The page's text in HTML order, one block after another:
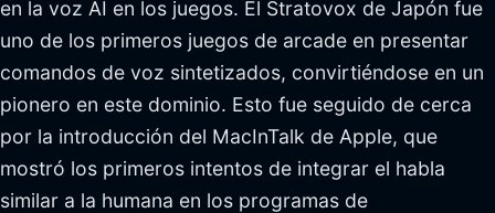
en la voz AI en los juegos. El Stratovox de Japón fue
uno de los primeros juegos de arcade en presentar
comandos de voz sintetizados, convirtiéndose en un
pionero en este dominio. Esto fue seguido de cerca
por la introducción del MacInTalk de Apple, que
mostró los primeros intentos de integrar el habla
similar a la humana en los programas de